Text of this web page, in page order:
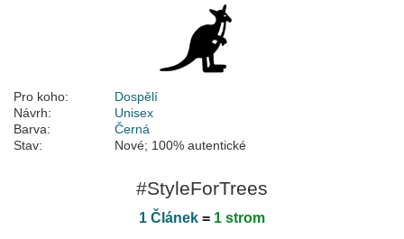
Pro koho:
Dospělí
Návrh:
Unisex
Barva:
Černá
Stav:
Nové; 100% autentické
#StyleForTrees
1 Článek = 1 strom